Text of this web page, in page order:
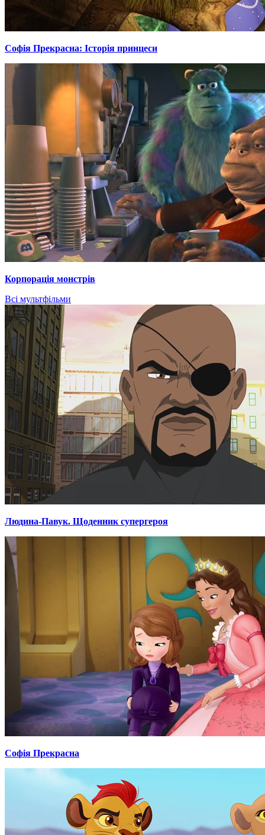
Софія Прекрасна: Історія принцеси
Корпорація монстрів
Всі мультфільми
Людина-Павук. Щоденник супергероя
Софія Прекрасна